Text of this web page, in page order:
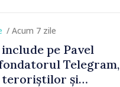
/ Acum 7 zile
pe Pavel
Telegram,
teroriștilor și